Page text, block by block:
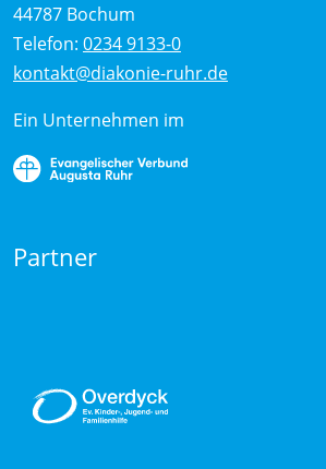
44787 Bochum
Telefon: 0234 9133-0
kontakt@diakonie-ruhr.de
Ein Unternehmen im
Partner